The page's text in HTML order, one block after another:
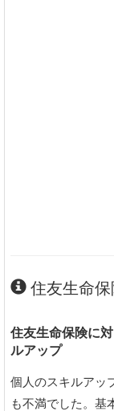
住友生命
住友生命保険に
ルアップ
個人のスキルアッ
も不満でした。基